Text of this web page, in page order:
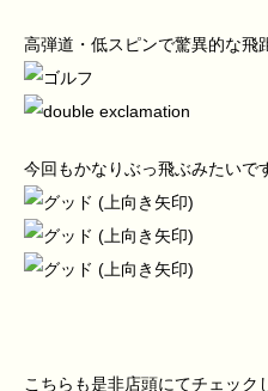
高弾道・低スピンで驚異的な飛
今回もかなりぶっ飛ぶみたいで
こちらも是非店頭にてチェック